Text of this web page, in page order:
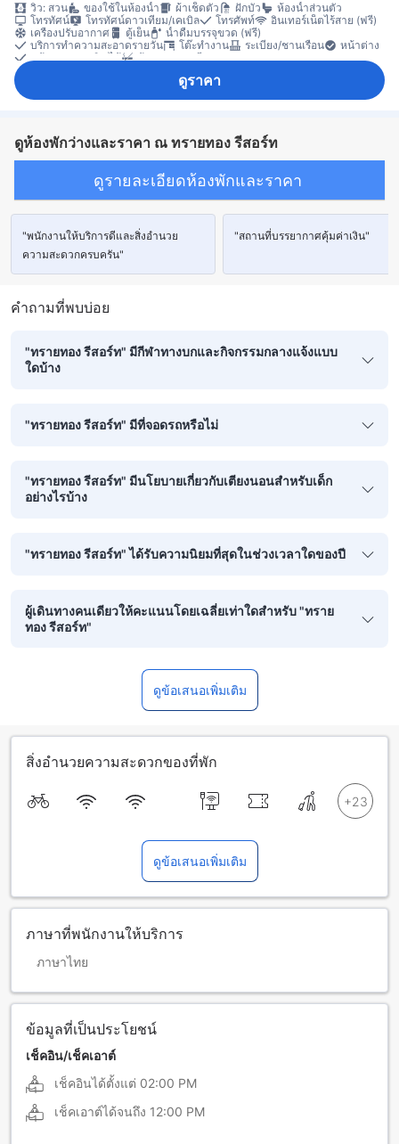
วิว: สวน
ของใช้ในห้องน้ำ ผ้าเช็ดตัว ฝักบัว
ห้องน้ำส่วนตัว
โทรทัศน์
โทรทัศน์ดาวเทียม/เคเบิล โทรศัพท์
อินเทอร์เน็ตไร้สาย (ฟรี)
เครื่องปรับอากาศ
ตู้เย็น
น้ำดื่มบรรจุขวด (ฟรี)
บริการทำความสะอาดรายวัน
โต๊ะทำงาน ระเบียง/ชานเรือน
หน้าต่าง
หน้าต่างแบบเปิดได้
ห้องปลอดบุหรี่
ดูราคา
ดูห้องพักว่างและราคา ณ ทรายทอง รีสอร์ท
ดูรายละเอียดห้องพักและราคา
"พนักงานให้บริการดีและสิ่งอำนวย
ความสะดวกครบครัน"
"สถานที่บรรยากาศคุ้มค่าเงิน"
คำถามที่พบบ่อย
"ทรายทอง รีสอร์ท" มีกีฬาทางบกและกิจกรรมกลางแจ้งแบบ
ใดบ้าง
"ทรายทอง รีสอร์ท" มีที่จอดรถหรือไม่
"ทรายทอง รีสอร์ท" มีนโยบายเกี่ยวกับเตียงนอนสำหรับเด็ก
อย่างไรบ้าง
"ทรายทอง รีสอร์ท" ได้รับความนิยมที่สุดในช่วงเวลาใดของปี
ผู้เดินทางคนเดียวให้คะแนนโดยเฉลี่ยเท่าใดสำหรับ "ทราย
ทอง รีสอร์ท"
ดูข้อเสนอเพิ่มเติม
สิ่งอำนวยความสะดวกของที่พัก
ดูข้อเสนอเพิ่มเติม
ภาษาที่พนักงานให้บริการ
ภาษาไทย
ข้อมูลที่เป็นประโยชน์
เช็คอิน/เช็คเอาต์
เช็คอินได้ตั้งแต่ 02:00 PM
เช็คเอาต์ได้จนถึง 12:00 PM